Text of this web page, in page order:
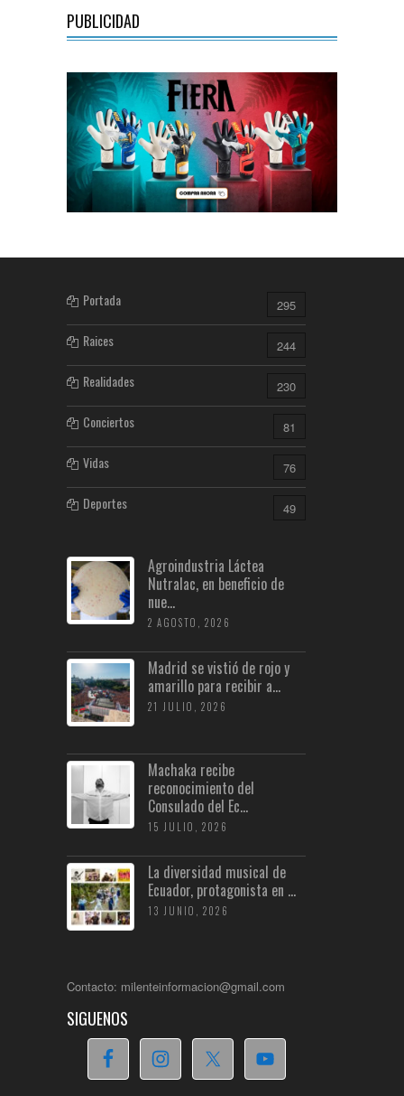
PUBLICIDAD
Portada 295
Raices 244
Realidades 230
Conciertos 81
Vidas 76
Deportes 49
Agroindustria Láctea
Nutralac, en beneficio de
nue...
2 AGOSTO, 2026
Madrid se vistió de rojo y
amarillo para recibir a...
21 JULIO, 2026
Machaka recibe
reconocimiento del
Consulado del Ec...
15 JULIO, 2026
La diversidad musical de
Ecuador, protagonista en ...
13 JUNIO, 2026
Contacto: milenteinformacion@gmail.com
SIGUENOS